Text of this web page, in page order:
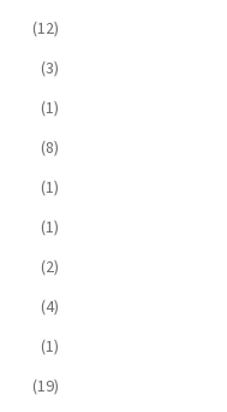
(12)
(3)
(1)
(8)
(1)
(1)
(2)
(4)
(1)
(19)